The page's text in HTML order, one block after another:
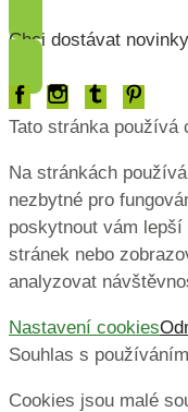
Chci dostávat novinky
Tato stránka používá
Na stránkách
nezbytné pro
poskytnout vám
stránek nebo
analyzovat
Nastavení cookies
Souhlas s
Cookies jsou malé